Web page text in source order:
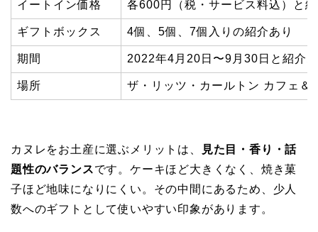
イートイン価格 各600円（税・サービス料込）と
ギフトボックス 4個、5個、7個入りの紹介あり
期間 2022年4月20日〜9月30日と紹介
場所 ザ・リッツ・カールトン カフェ＆
カヌレをお土産に選ぶメリットは、
見た目・香り・話
題性のバランスです。ケーキほど大きくなく、焼き菓
子ほど地味になりにくい。その中間にあるため、少人
数へのギフトとして使いやすい印象があります。